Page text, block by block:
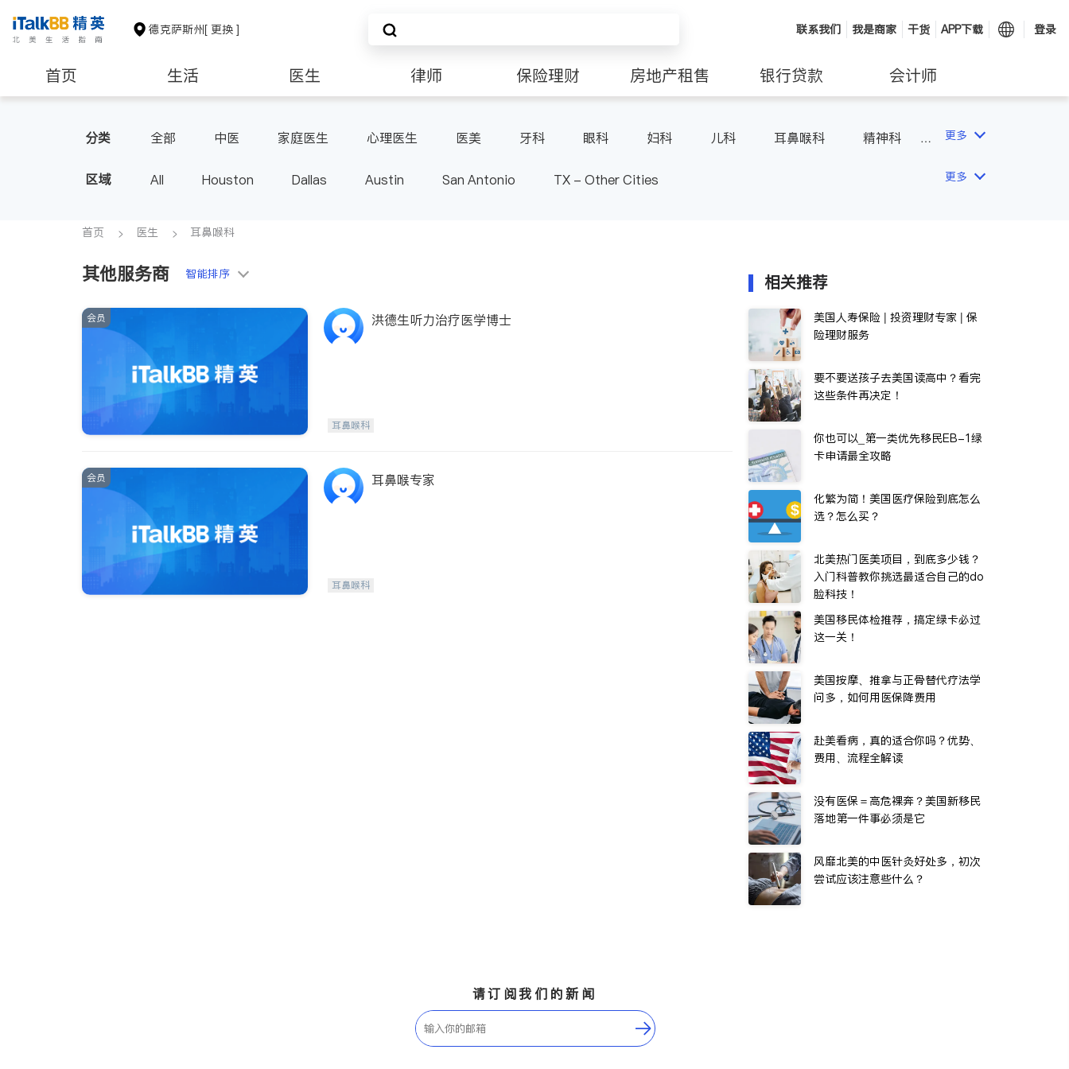
德克萨斯州[ 更换 ] 联系我们 我是商家 干货 APP下载 登录
首页 生活 医生 律师 保险理财 房地产租售 银行贷款 会计师
分类 全部 中医 家庭医生 心理医生 医美 牙科 眼科 妇科 儿科 耳鼻喉科
精神科
内分泌科
骨科
更多
区域 All Houston Dallas Austin San Antonio TX - Other Cities 更多
首页 医生 耳鼻喉科
其他服务商 智能排序
会员 洪德生听力治疗医学博士
耳鼻喉科
会员 耳鼻喉专家
耳鼻喉科
相关推荐
美国人寿保险 | 投资理财专家 | 保
险理财服务
要不要送孩子去美国读高中？看完
这些条件再决定！
你也可以_第一类优先移民EB-1绿
卡申请最全攻略
化繁为简！美国医疗保险到底怎么
选？怎么买？
北美热门医美项目，到底多少钱？
入门科普教你挑选最适合自己的do
脸科技！
美国移民体检推荐，搞定绿卡必过
这一关！
美国按摩、推拿与正骨替代疗法学
问多，如何用医保降费用
赴美看病，真的适合你吗？优势、
费用、流程全解读
没有医保＝高危裸奔？美国新移民
落地第一件事必须是它
风靡北美的中医针灸好处多，初次
尝试应该注意些什么？
请订阅我们的新闻